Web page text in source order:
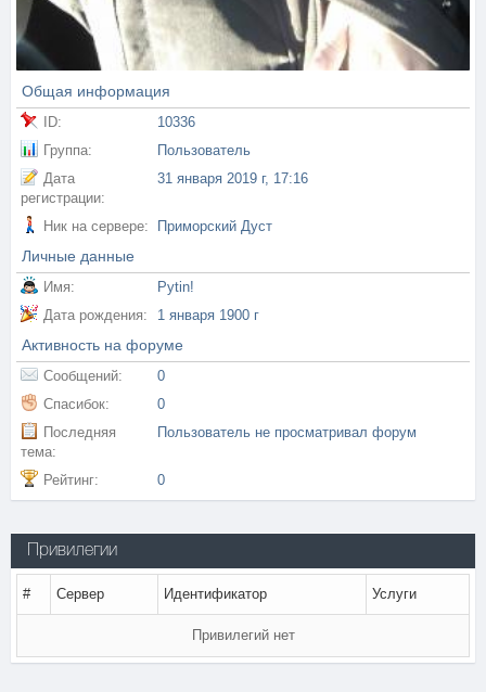
Общая информация
ID:
10336
Группа:
Пользователь
Дата
регистрации:
31 января 2019 г, 17:16
Ник на сервере: Приморский Дуст
Личные данные
Имя:
Pytin!
Дата рождения:
1 января 1900 г
Активность на форуме
Сообщений:
0
Спасибок:
0
Последняя
тема:
Пользователь не просматривал форум
Рейтинг: 0
Привилегии
# Сервер Идентификатор Услуги
Привилегий нет